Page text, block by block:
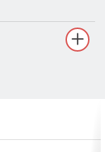
7?